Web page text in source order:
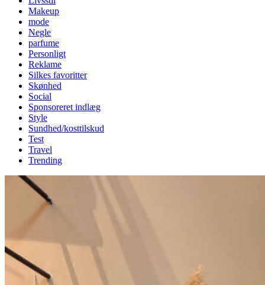
Makeup
mode
Negle
parfume
Personligt
Reklame
Silkes favoritter
Skønhed
Social
Sponsoreret indlæg
Style
Sundhed/kosttilskud
Test
Travel
Trending